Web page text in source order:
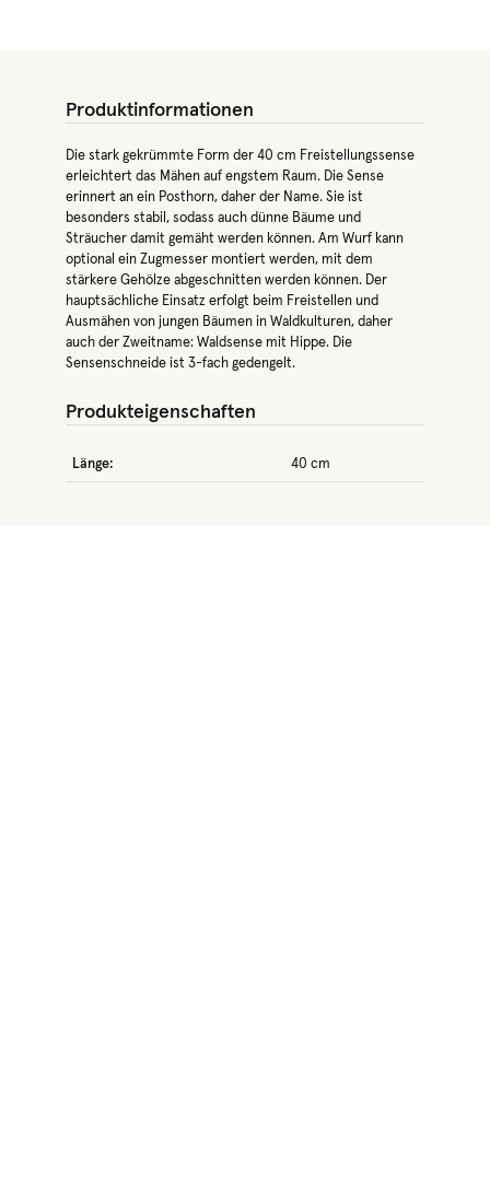
Produktinformationen
Die stark gekrümmte Form der 40 cm Freistellungssense
erleichtert das Mähen auf engstem Raum. Die Sense
erinnert an ein Posthorn, daher der Name. Sie ist
besonders stabil, sodass auch dünne Bäume und
Sträucher damit gemäht werden können. Am Wurf kann
optional ein Zugmesser montiert werden, mit dem
stärkere Gehölze abgeschnitten werden können. Der
hauptsächliche Einsatz erfolgt beim Freistellen und
Ausmähen von jungen Bäumen in Waldkulturen, daher
auch der Zweitname: Waldsense mit Hippe. Die
Sensenschneide ist 3-fach gedengelt.
Produkteigenschaften
Länge: 40 cm